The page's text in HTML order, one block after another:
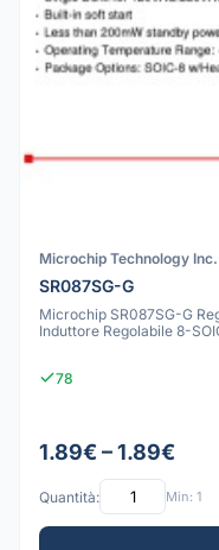
Microchip Technology Inc.
SR087SG-G
Microchip SR087SG-G
Induttore Regolabile 8-
78
1.89€ – 1.89€
Quantità: Min: 1